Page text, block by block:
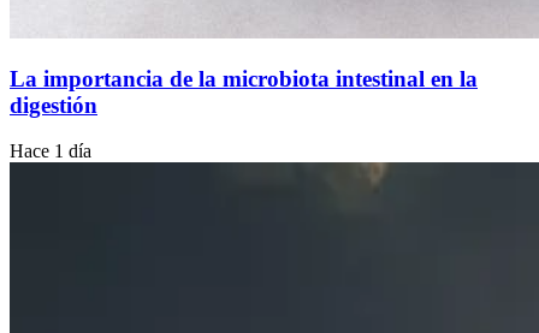
La importancia de la microbiota intestinal en la
digestión
Hace 1 día